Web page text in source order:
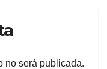
no será publicada.